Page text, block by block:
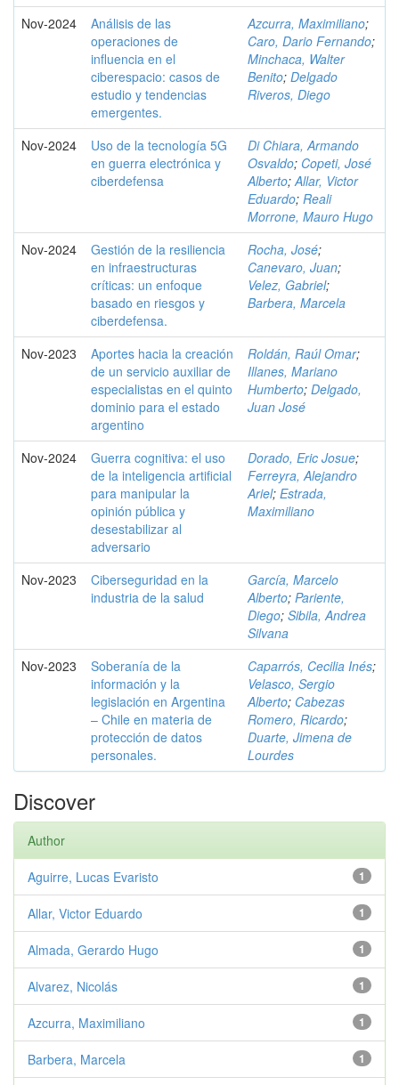
Nov-2024
Análisis de las
operaciones de
influencia en el
ciberespacio: casos de
estudio y tendencias
emergentes.
Azcurra, Maximiliano;
Caro, Dario Fernando;
Minchaca, Walter
Benito; Delgado
Riveros, Diego
Nov-2024
Uso de la tecnología 5G
en guerra electrónica y
ciberdefensa
Di Chiara, Armando
Osvaldo; Copeti, José
Alberto;Allar, Victor
Eduardo; Reali
Morrone, Mauro Hugo
Nov-2024
Gestión de la resiliencia
en infraestructuras
críticas: un enfoque
basado en riesgos y
ciberdefensa.
Rocha, José;
Canevaro, Juan;
Velez, Gabriel;
Barbera, Marcela
Nov-2023
Aportes hacia la creación
de un servicio auxiliar de
especialistas en el quinto
dominio para el estado
argentino
Roldán, Raúl Omar;
Illanes, Mariano
Humberto; Delgado,
Juan José
Nov-2024
Guerra cognitiva: el uso
de la inteligencia artificial
para manipular la
opinión pública y
desestabilizar al
adversario
Dorado, Eric Josue;
Ferreyra, Alejandro
Ariel; Estrada,
Maximiliano
Nov-2023
Ciberseguridad en la
industria de la salud
García, Marcelo
Alberto; Pariente,
Diego; Sibila, Andrea
Silvana
Nov-2023
Soberanía de la
información y la
legislación en Argentina
– Chile en materia de
protección de datos
personales.
Caparrós, Cecilia Inés;
Velasco, Sergio
Alberto; Cabezas
Romero, Ricardo;
Duarte, Jimena de
Lourdes
Discover
Author
1
Aguirre, Lucas Evaristo
1
Allar, Victor Eduardo
1
Almada, Gerardo Hugo
1
Alvarez, Nicolás
1
Azcurra, Maximiliano
1
Barbera, Marcela